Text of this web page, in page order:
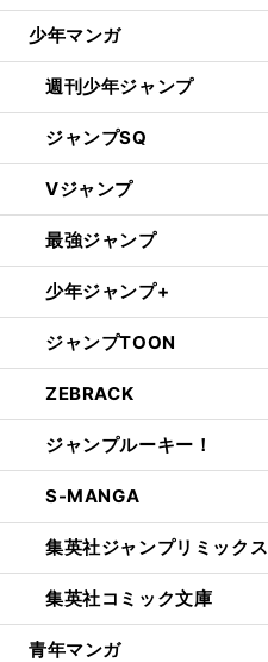
少年マンガ
週刊少年ジャンプ
ジャンプSQ
Vジャンプ
最強ジャンプ
少年ジャンプ+
ジャンプTOON
ZEBRACK
ジャンプルーキー！
S-MANGA
集英社ジャンプリミックス
集英社コミック文庫
青年マンガ